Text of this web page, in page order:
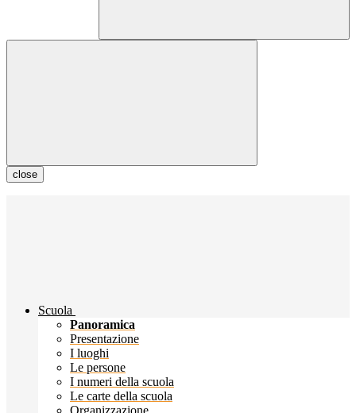
close
Scuola
Panoramica
Presentazione
I luoghi
Le persone
I numeri della scuola
Le carte della scuola